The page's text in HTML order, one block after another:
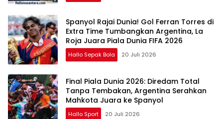
Spanyol Rajai Dunia! Gol Ferran Torres di
Extra Time Tumbangkan Argentina, La
Roja Juara Piala Dunia FIFA 2026
Hallo Sepak Bola 20 Juli 2026
Final Piala Dunia 2026: Diredam Total
Tanpa Tembakan, Argentina Serahkan
Mahkota Juara ke Spanyol
Hallo Sport 20 Juli 2026